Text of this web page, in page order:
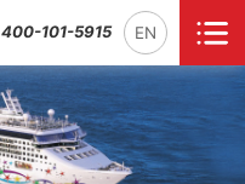
400-101-5915 EN